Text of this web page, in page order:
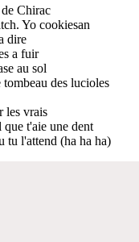
Chirac
Yo cookiesan
dire
a fuir
au sol
tombeau des lucioles
les vrais
que t'aie une dent
tu l'attend (ha ha ha)